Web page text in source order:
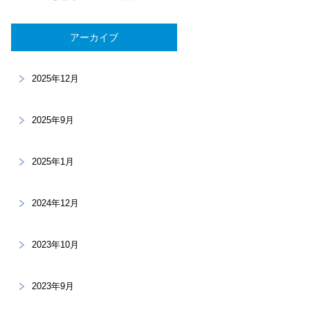
アーカイブ
2025年12月
2025年9月
2025年1月
2024年12月
2023年10月
2023年9月